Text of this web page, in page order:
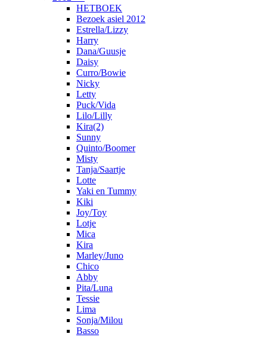
HETBOEK
Bezoek asiel 2012
Estrella/Lizzy
Harry
Dana/Guusje
Daisy
Curro/Bowie
Nicky
Letty
Puck/Vida
Lilo/Lilly
Kira(2)
Sunny
Quinto/Boomer
Misty
Tanja/Saartje
Lotte
Yaki en Tummy
Kiki
Joy/Toy
Lotje
Mica
Kira
Marley/Juno
Chico
Abby
Pita/Luna
Tessie
Lima
Sonja/Milou
Basso